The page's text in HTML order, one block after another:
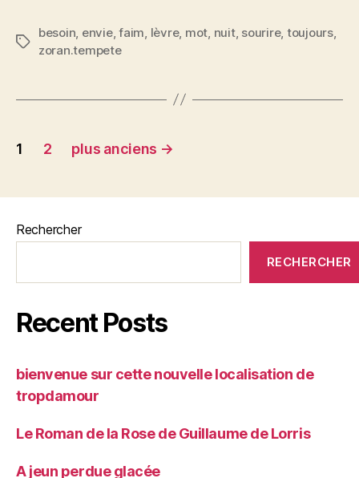
Étiquettes
besoin envie,faim lèvre, mot nuit, sourire, toujours,
zoran.tempete
Pagination
publications
1 2 plus anciens →
Rechercher
RECHERCHER
Recent Posts
bienvenue sur cette nouvelle localisation de
tropdamour
Le Roman de la Rose de Guillaume de Lorris
A jeun perdue glacée